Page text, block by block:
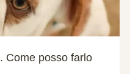
Come posso farlo